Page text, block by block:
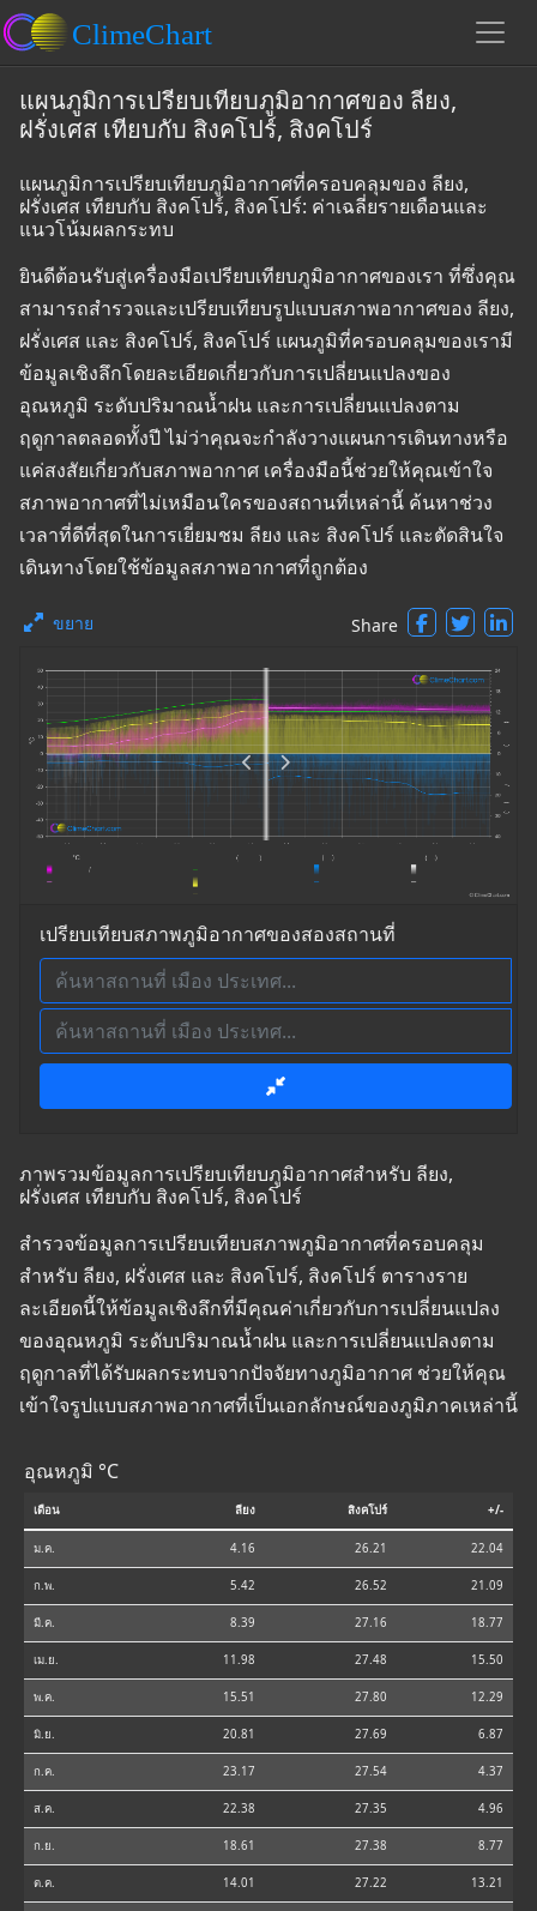
แผนภูมิการเปรียบเทียบภูมิอากาศของ ลียง,
ฝรั่งเศส เทียบกับ สิงคโปร์, สิงคโปร์
แผนภูมิการเปรียบเทียบภูมิอากาศที่ครอบคลุมของ ลียง,
ฝรั่งเศส เทียบกับ สิงคโปร์, สิงคโปร์: ค่าเฉลี่ยรายเดือนและ
แนวโน้มผลกระทบ
ยินดีต้อนรับสู่เครื่องมือเปรียบเทียบภูมิอากาศของเรา ที่ซึ่งคุณ
สามารถสำรวจและเปรียบเทียบรูปแบบสภาพอากาศของ ลียง,
ฝรั่งเศส และ สิงคโปร์, สิงคโปร์ แผนภูมิที่ครอบคลุมของเรามี
ข้อมูลเชิงลึกโดยละเอียดเกี่ยวกับการเปลี่ยนแปลงของ
อุณหภูมิ ระดับปริมาณน้ำฝน และการเปลี่ยนแปลงตาม
ฤดูกาลตลอดทั้งปี ไม่ว่าคุณจะกำลังวางแผนการเดินทางหรือ
แค่สงสัยเกี่ยวกับสภาพอากาศ เครื่องมือนี้ช่วยให้คุณเข้าใจ
สภาพอากาศที่ไม่เหมือนใครของสถานที่เหล่านี้ ค้นหาช่วง
เวลาที่ดีที่สุดในการเยี่ยมชม ลียง และ สิงคโปร์ และตัดสินใจ
เดินทางโดยใช้ข้อมูลสภาพอากาศที่ถูกต้อง
ขยาย Share
เปรียบเทียบสภาพภูมิอากาศของสองสถานที่
ภาพรวมข้อมูลการเปรียบเทียบภูมิอากาศสำหรับ ลียง,
ฝรั่งเศส เทียบกับ สิงคโปร์, สิงคโปร์
สำรวจข้อมูลการเปรียบเทียบสภาพภูมิอากาศที่ครอบคลุม
สำหรับ ลียง, ฝรั่งเศส และ สิงคโปร์, สิงคโปร์ ตารางราย
ละเอียดนี้ให้ข้อมูลเชิงลึกที่มีคุณค่าเกี่ยวกับการเปลี่ยนแปลง
ของอุณหภูมิ ระดับปริมาณน้ำฝน และการเปลี่ยนแปลงตาม
ฤดูกาลที่ได้รับผลกระทบจากปัจจัยทางภูมิอากาศ ช่วยให้คุณ
เข้าใจรูปแบบสภาพอากาศที่เป็นเอกลักษณ์ของภูมิภาคเหล่านี้
อุณหภูมิ °C
เดือน ลียง สิงคโปร์ +/-
ม.ค. 4.16 26.21 22.04
ก.พ. 5.42 26.52 21.09
มี.ค. 8.39 27.16 18.77
เม.ย. 11.98 27.48 15.50
พ.ค. 15.51 27.80 12.29
มิ.ย. 20.81 27.69 6.87
ก.ค. 23.17 27.54 4.37
ส.ค. 22.38 27.35 4.96
ก.ย. 18.61 27.38 8.77
ต.ค. 14.01 27.22 13.21